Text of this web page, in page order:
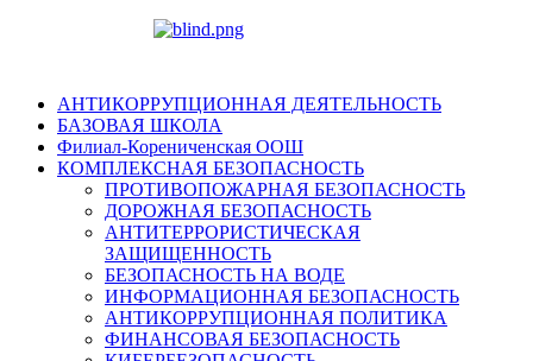
АНТИКОРРУПЦИОННАЯ ДЕЯТЕЛЬНОСТЬ
БАЗОВАЯ ШКОЛА
Филиал-Корениченская ООШ
КОМПЛЕКСНАЯ БЕЗОПАСНОСТЬ
ПРОТИВОПОЖАРНАЯ БЕЗОПАСНОСТЬ
ДОРОЖНАЯ БЕЗОПАСНОСТЬ
АНТИТЕРРОРИСТИЧЕСКАЯ
ЗАЩИЩЕННОСТЬ
БЕЗОПАСНОСТЬ НА ВОДЕ
ИНФОРМАЦИОННАЯ БЕЗОПАСНОСТЬ
АНТИКОРРУПЦИОННАЯ ПОЛИТИКА
ФИНАНСОВАЯ БЕЗОПАСНОСТЬ